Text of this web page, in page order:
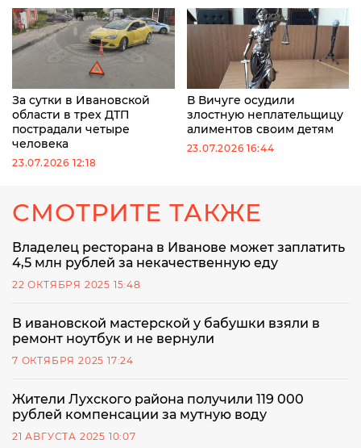
За сутки в Ивановской
области в трех ДТП
пострадали четыре
человека
23.07.2026 12:18
В Вичуге осудили
злостную неплательщицу
алиментов своим детям
23.07.2026 16:44
СМОТРИТЕ ТАКЖЕ
Владелец ресторана в Иванове может заплатить
4,5 млн рублей за некачественную еду
22 ОКТЯБРЯ 2025 15:48
В ивановской мастерской у бабушки взяли в
ремонт ноутбук и не вернули
7 ОКТЯБРЯ 2025 17:24
Жители Лухского района получили 119 000
рублей компенсации за мутную воду
21 АВГУСТА 2025 10:07